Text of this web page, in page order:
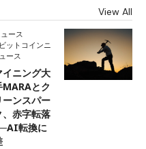
View All
ース
ビットコインニ
ュース
イニング大
MARAとク
ーンスパー
、赤字転落
転換に